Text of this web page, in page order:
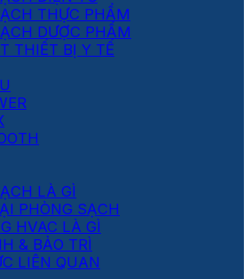
THỰC PHẨM
DƯỢC PHẨM
THIẾT BỊ Y TẾ
LÀ GÌ
PHÒNG SẠCH
HVAC LÀ GÌ
& BẢO TRÌ
LIÊN QUAN